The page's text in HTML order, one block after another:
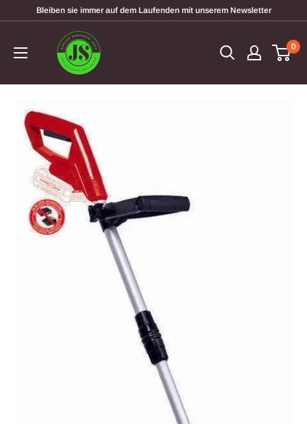
Bleiben sie immer auf dem Laufenden mit unserem Newsletter
garten-
werkzeugshop
0